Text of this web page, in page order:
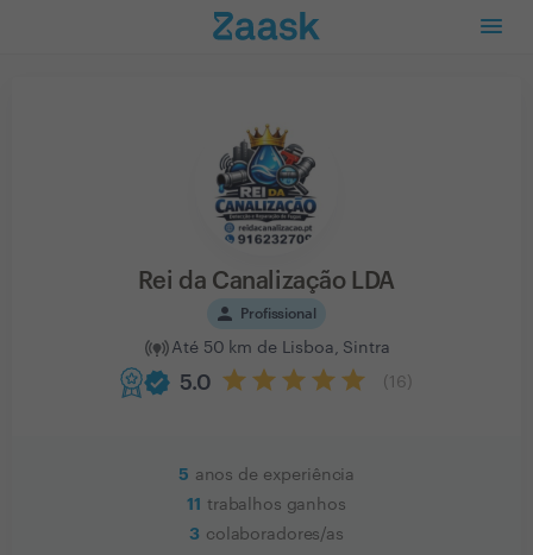
Rei da Canalização LDA
person Profissional
Até 50 km de Lisboa, Sintra
5.0 16
verified
5 anos de experiência
11 trabalhos ganhos
3 colaboradores/as